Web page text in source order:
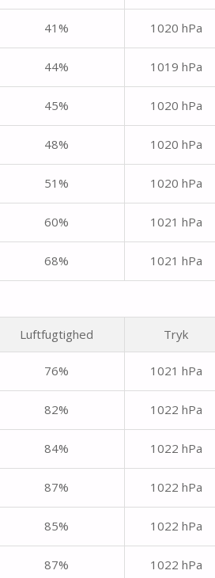
41% 1020 hPa
44% 1019 hPa
45% 1020 hPa
48% 1020 hPa
51% 1020 hPa
60% 1021 hPa
68% 1021 hPa
Luftfugtighed Tryk
76% 1021 hPa
82% 1022 hPa
84% 1022 hPa
87% 1022 hPa
85% 1022 hPa
87% 1022 hPa